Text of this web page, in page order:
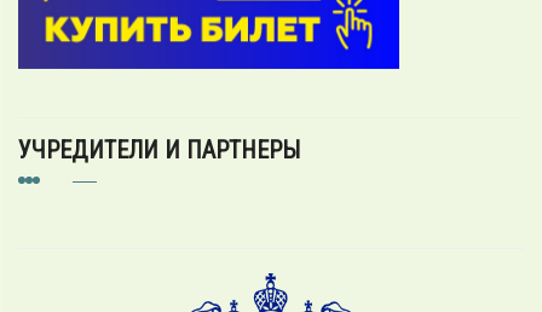
УЧРЕДИТЕЛИ И ПАРТНЕРЫ